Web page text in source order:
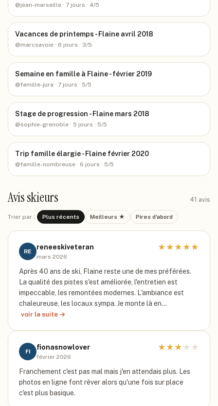
@jean-marseille · 7 jours · 4/5
Vacances de printemps - Flaine avril 2018
@marcsavoie · 6 jours · 3/5
Semaine en famille à Flaine - février 2019
@famille-jura · 7 jours · 5/5
Stage de progression - Flaine mars 2018
@sophie-grenoble · 5 jours · 5/5
Trip famille élargie - Flaine février 2020
@famille-nombreuse · 6 jours · 5/5
Avis skieurs 41 avis
Trier par : Plus récents Meilleurs ★ Pires d'abord
RE
reneeskiveteran
mars 2026
★ ★ ★ ★ ★
Après 40 ans de ski, Flaine reste une de mes préférées.
La qualité des pistes s'est améliorée, l'entretien est
impeccable, les remontées modernes. L'ambiance est
chaleureuse, les locaux sympa. Je monte là en…
voir la suite →
FI
fionasnowlover
février 2026
★ ★ ★ ★ ★
Franchement c'est pas mal mais j'en attendais plus. Les
photos en ligne font rêver alors qu'une fois sur place
c'est plus basique.